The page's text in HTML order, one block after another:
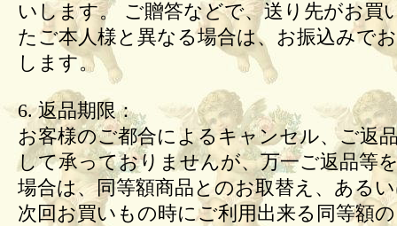
いします。 ご贈答などで、送り先がお買
たご本人様と異なる場合は、お振込みで
します。
6. 返品期限：
お客様のご都合によるキャンセル、ご返
して承っておりませんが、万一ご返品等
場合は、同等額商品とのお取替え、ある
次回お買いもの時にご利用出来る同等額